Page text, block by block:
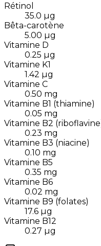
Rétinol
35.0 µg
Bêta-carotène
5.00 µg
Vitamine D
0.25 µg
Vitamine K1
1.42 µg
Vitamine C
0.50 mg
Vitamine B1 (thiamine)
0.05 mg
Vitamine B2
0.23 mg
Vitamine B3 (niacine)
0.10 mg
Vitamine B5
0.35 mg
Vitamine B6
0.02 mg
Vitamine B9 (folates)
17.6 µg
Vitamine B12
0.27 µg